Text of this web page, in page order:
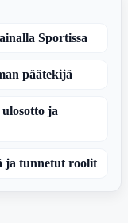
Sportissa
päätekijä
ja
ja tunnetut roolit